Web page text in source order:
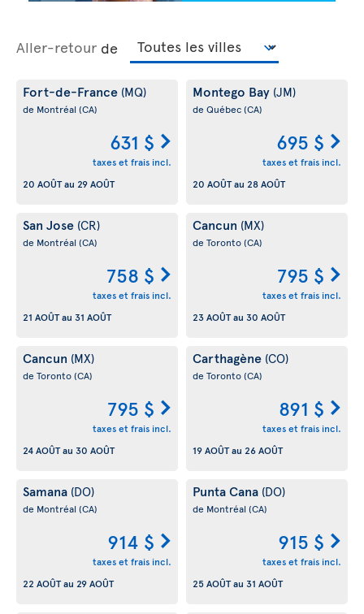
Aller-retour de
Fort-de-France (MQ)
de Montréal (CA)
631 $
taxes et frais incl.
20 AOÛTau 29 AOÛT
Montego Bay (JM)
de Québec(CA)
695 $
taxes et frais incl.
20 AOÛTau 28 AOÛT
San Jose (CR)
de Montréal (CA)
758 $
taxes et frais incl.
21 AOÛTau 31 AOÛT
Cancun (MX)
de Toronto(CA)
795 $
taxes et frais incl.
23 AOÛTau 30 AOÛT
Cancun (MX)
de Toronto(CA)
795 $
taxes et frais incl.
24 AOÛTau 30 AOÛT
Carthagène (CO)
de Toronto(CA)
891 $
taxes et frais incl.
19 AOÛTau 26 AOÛT
Samana (DO)
de Montréal (CA)
914 $
taxes et frais incl.
22 AOÛTau 29 AOÛT
Punta Cana (DO)
de Montréal (CA)
915 $
taxes et frais incl.
25 AOÛTau 31 AOÛT